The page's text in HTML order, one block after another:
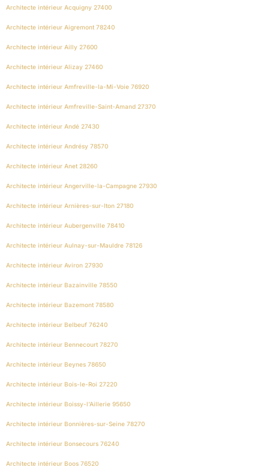
Architecte intérieur Acquigny 27400
Architecte intérieur Aigremont 78240
Architecte intérieur Ailly 27600
Architecte intérieur Alizay 27460
Architecte intérieur Amfreville-la-Mi-Voie 76920
Architecte intérieur Amfreville-Saint-Amand 27370
Architecte intérieur Andé 27430
Architecte intérieur Andrésy 78570
Architecte intérieur Anet 28260
Architecte intérieur Angerville-la-Campagne 27930
Architecte intérieur Arnières-sur-Iton 27180
Architecte intérieur Aubergenville 78410
Architecte intérieur Aulnay-sur-Mauldre 78126
Architecte intérieur Aviron 27930
Architecte intérieur Bazainville 78550
Architecte intérieur Bazemont 78580
Architecte intérieur Belbeuf 76240
Architecte intérieur Bennecourt 78270
Architecte intérieur Beynes 78650
Architecte intérieur Bois-le-Roi 27220
Architecte intérieur Boissy-l’Aillerie 95650
Architecte intérieur Bonnières-sur-Seine 78270
Architecte intérieur Bonsecours 76240
Architecte intérieur Boos 76520